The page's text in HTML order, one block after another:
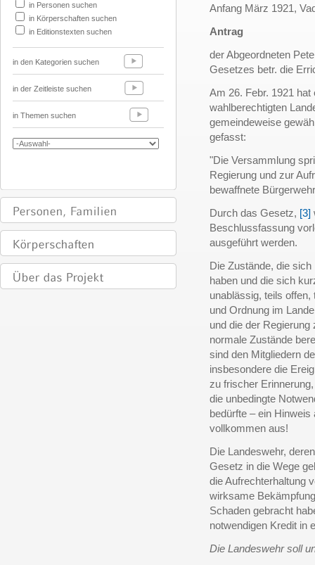
in Personen suchen
in Körperschaften suchen
in Editionstexten suchen
in den Kategorien suchen
in der Zeitleiste suchen
in Themen suchen
Anfang März 1921,
Antrag
der Abgeordneten
Gesetzes betr. die
Am 26. Febr. 1921
wahlberechtigten
gemeindeweise
gefasst:
"Die Versammlung
Regierung und zur
bewaffnete
Durch das Gesetz, [3]
Beschlussfassung
ausgeführt werden.
Die Zustände, die
haben und die sich
unablässig, teils
und Ordnung im
und die der
normale Zustände
sind den Mitgliedern
insbesondere die
zu frischer
die unbedingte
bedürfte – ein
vollkommen aus!
Die Landeswehr,
Gesetz in die Wege
die Aufrechterhaltung
wirksame
Schaden gebracht
notwendigen Kredit in
Die Landeswehr soll